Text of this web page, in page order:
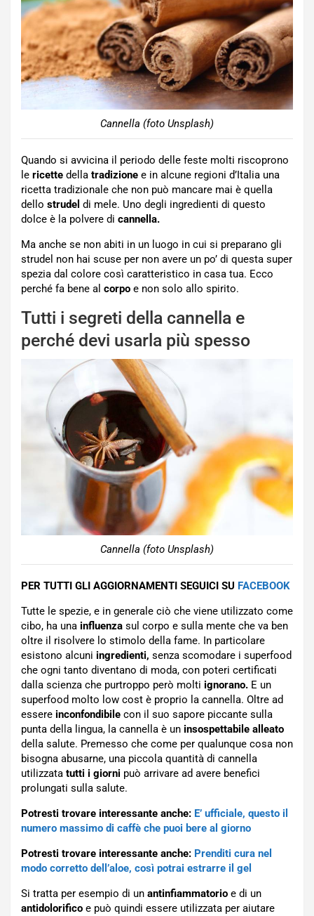
Cannella (foto Unsplash)
Quando si avvicina il periodo delle feste molti riscoprono
le ricette della tradizione e in alcune regioni d’Italia una
ricetta tradizionale che non può mancare mai è quella
dello strudel di mele. Uno degli ingredienti di questo
dolce è la polvere di cannella.
Ma anche se non abiti in un luogo in cui si preparano gli
strudel non hai scuse per non avere un po’ di questa super
spezia dal colore così caratteristico in casa tua. Ecco
perché fa bene al corpo e non solo allo spirito.
Tutti i segreti della cannella e
perché devi usarla più spesso
Cannella (foto Unsplash)
PER TUTTI GLI AGGIORNAMENTI SEGUICI SU FACEBOOK
Tutte le spezie, e in generale ciò che viene utilizzato come
cibo, ha una influenza sul corpo e sulla mente che va ben
oltre il risolvere lo stimolo della fame. In particolare
esistono alcuni ingredienti, senza scomodare i superfood
che ogni tanto diventano di moda, con poteri certificati
dalla scienza che purtroppo però molti ignorano. E un
superfood molto low cost è proprio la cannella. Oltre ad
essere inconfondibile con il suo sapore piccante sulla
punta della lingua, la cannella è un insospettabile alleato
della salute. Premesso che come per qualunque cosa non
bisogna abusarne, una piccola quantità di cannella
utilizzata tutti i giorni può arrivare ad avere benefici
prolungati sulla salute.
Potresti trovare interessante anche: E’ ufficiale, questo il
numero massimo di caffè che puoi bere al giorno
Potresti trovare interessante anche: Prenditi cura nel
modo corretto dell’aloe, così potrai estrarre il gel
Si tratta per esempio di un antinfiammatorio e di un
antidolorifico e può quindi essere utilizzata per aiutare